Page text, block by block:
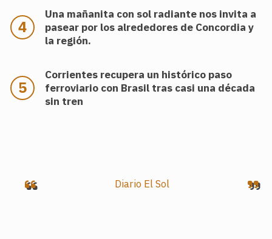
Una mañanita con sol radiante nos invita a
pasear por los alrededores de Concordia y
la región.
Corrientes recupera un histórico paso
ferroviario con Brasil tras casi una década
sin tren
Diario El Sol